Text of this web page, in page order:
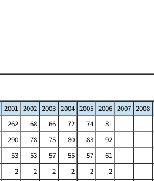
2001 2002 2003 2004 2005 2006 2007 2008
262 68 66 72 74
81
290 78 75 80 83
92
53 53 57 55 57
61
2 2 2 2 2
2